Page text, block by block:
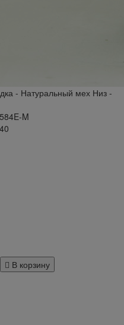
- Натуральный мех Низ -
M
В корзину